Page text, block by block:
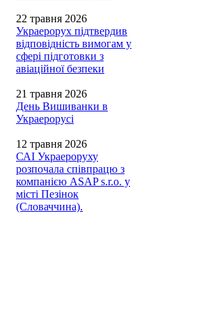
22 травня 2026
Украерорух підтвердив
відповідність вимогам у
сфері підготовки з
авіаційної безпеки
21 травня 2026
День Вишиванки в
Украерорусі
12 травня 2026
САІ Украероруху
розпочала співпрацю з
компанією ASAP s.r.o. у
місті Пезінок
(Словаччина).